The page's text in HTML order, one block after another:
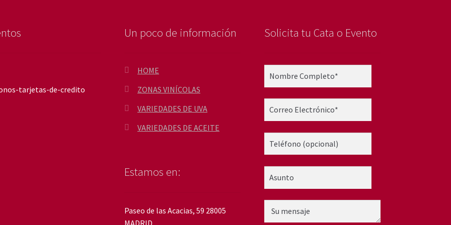
Un poco de información
HOME
ZONAS VINÍCOLAS
VARIEDADES DE UVA
VARIEDADES DE ACEITE
Estamos en:
Paseo de las Acacias, 59 28005
MADRID
Solicita tu Cata o Evento